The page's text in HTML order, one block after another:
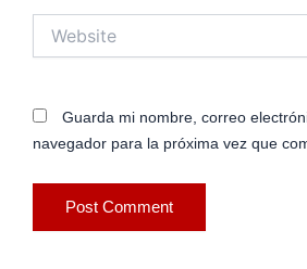
Guarda mi nombre, correo
navegador para la próxima vez que